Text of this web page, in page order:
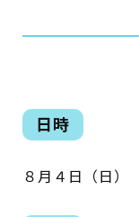
日時
８月４日（日